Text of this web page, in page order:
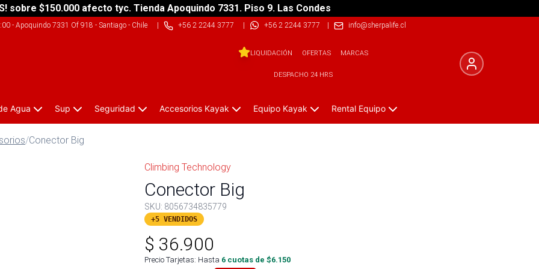
sobre $150.000 afecto tyc. Tienda Apoquindo 7331. Piso 9. Las Condes
- Apoquindo 7331 Of 918 - Santiago - Chile| +56 2 2244 3777 | +56 2 2244 3777 | info@sherpalife.cl
LIQUIDACIÓN OFERTAS MARCAS
DESPACHO 24 HRS
Agua Sup Seguridad Accesorios Kayak Equipo Kayak Rental Equipo
/Conector Big
Climbing Technology
Conector Big
SKU: 8056734835779
+5 VENDIDOS
$ 36.900
Precio Tarjetas: Hasta 6 cuotas de $6.150